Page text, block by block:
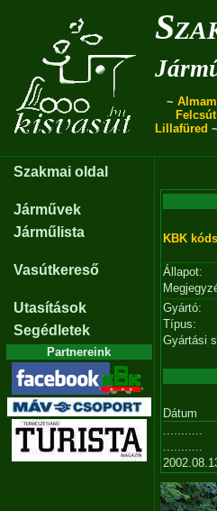
~
Felcsút
Lillafüred ~
Szakmai oldal
Járművek
Járműlista
Vasútkereső
Utasítások
Segédletek
Partnereink
KBK
Állapot:
Gyártó:
Típus:
Gyártási
Dátum
...........
...........